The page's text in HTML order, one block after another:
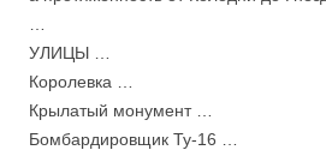
УЛИЦЫ …
Королевка …
Крылатый монумент …
Бомбардировщик Ту-16 …